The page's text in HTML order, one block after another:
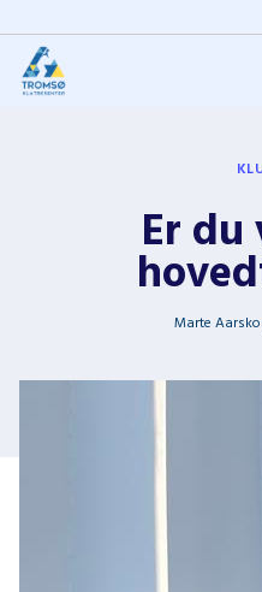
Er du
Marte